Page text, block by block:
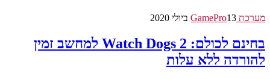
מערכת GamePro 13 ביולי 2020
בחינם לכולם: Watch Dogs 2 למחשב זמין
להורדה ללא עלות